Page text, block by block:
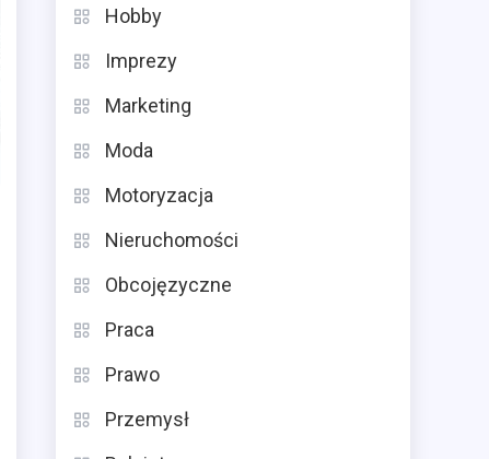
Hobby
Imprezy
Marketing
Moda
Motoryzacja
Nieruchomości
Obcojęzyczne
Praca
Prawo
Przemysł